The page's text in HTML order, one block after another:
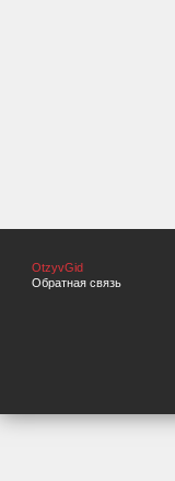
OtzyvGid
Обратная связь